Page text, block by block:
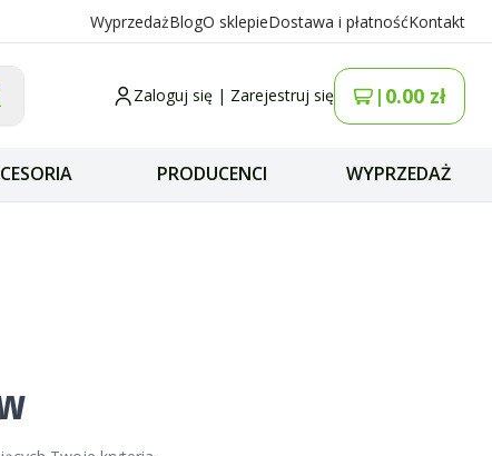
WyprzedażBlogO sklepieDostawa i płatnośćKontakt
Zaloguj się | Zarejestruj się | 0.00 zł
PRODUCENCI WYPRZEDAŻ